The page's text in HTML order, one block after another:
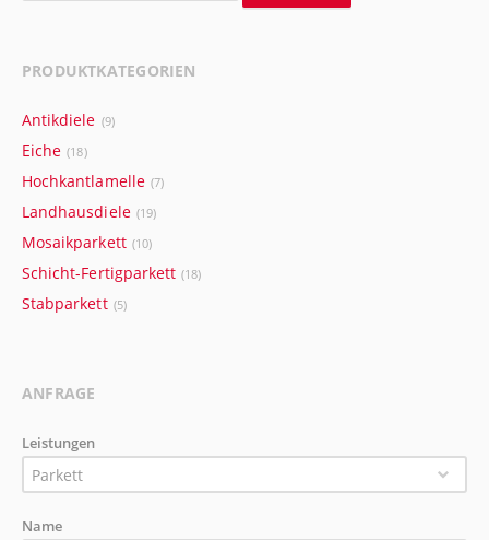
PRODUKTKATEGORIEN
Antikdiele (9)
Eiche (18)
Hochkantlamelle (7)
Landhausdiele (19)
Mosaikparkett (10)
Schicht-Fertigparkett (18)
Stabparkett (5)
ANFRAGE
Leistungen
Parkett
Name